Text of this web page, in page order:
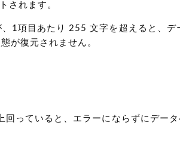
されます。
1項目あたり 255 文字を超えると、デ
が復元されません。
っていると、エラーにならずにデータ